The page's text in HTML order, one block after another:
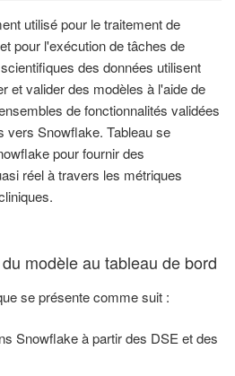
utilisé pour le traitement de
pour l'exécution de tâches de
des données utilisent
et valider des modèles à l'aide de
de fonctionnalités validées
vers Snowflake. Tableau se
pour fournir des
réel à travers les métriques
modèle au tableau de bord
se présente comme suit :
Snowflake à partir des DSE et des